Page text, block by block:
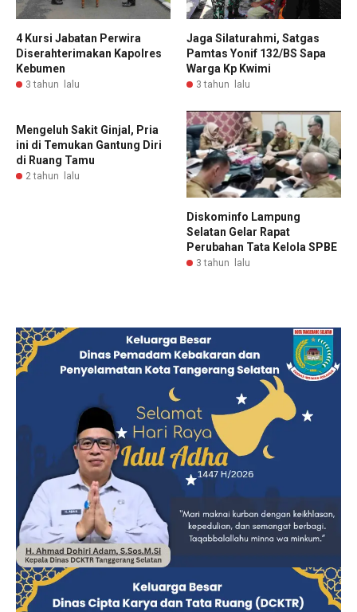
4 Kursi Jabatan Perwira
Diserahterimakan Kapolres
Kebumen
3 tahun lalu
Jaga Silaturahmi, Satgas
Pamtas Yonif 132/BS Sapa
Warga Kp Kwimi
3 tahun lalu
Mengeluh Sakit Ginjal, Pria
ini di Temukan Gantung Diri
di Ruang Tamu
2 tahun lalu
Diskominfo Lampung
Selatan Gelar Rapat
Perubahan Tata Kelola SPBE
3 tahun lalu